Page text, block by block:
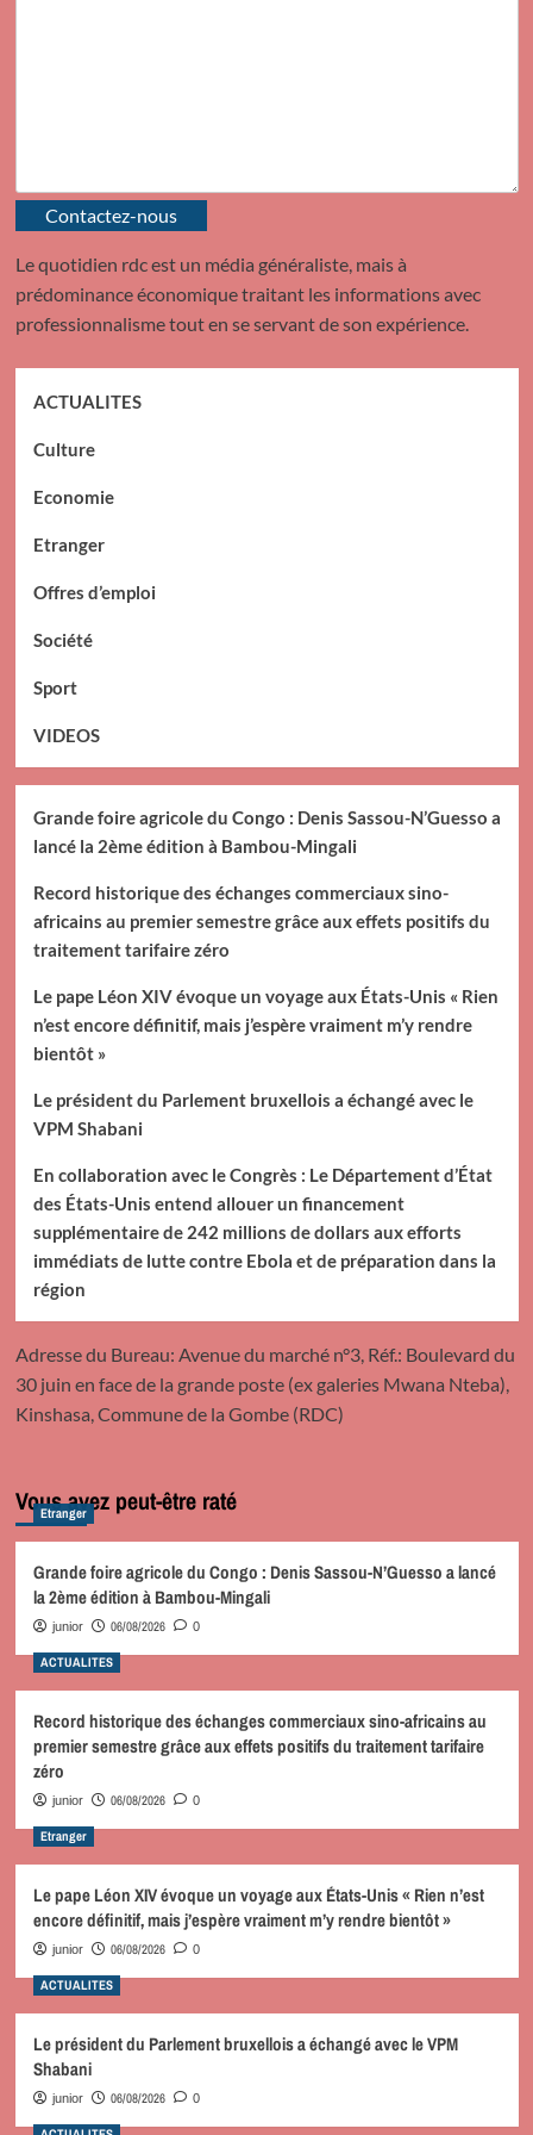
Contactez-nous
Le quotidien rdc est un média généraliste, mais à
prédominance économique traitant les informations avec
professionnalisme tout en se servant de son expérience.
ACTUALITES
Culture
Economie
Etranger
Offres d’emploi
Société
Sport
VIDEOS
Grande foire agricole du Congo : Denis Sassou-N’Guesso a
lancé la 2ème édition à Bambou-Mingali
Record historique des échanges commerciaux sino-
africains au premier semestre grâce aux effets positifs du
traitement tarifaire zéro
Le pape Léon XIV évoque un voyage aux États-Unis « Rien
n’est encore définitif, mais j’espère vraiment m’y rendre
bientôt »
Le président du Parlement bruxellois a échangé avec le
VPM Shabani
En collaboration avec le Congrès : Le Département d’État
des États-Unis entend allouer un financement
supplémentaire de 242 millions de dollars aux efforts
immédiats de lutte contre Ebola et de préparation dans la
région
Adresse du Bureau: Avenue du marché n°3, Réf.: Boulevard du
30 juin en face de la grande poste (ex galeries Mwana Nteba),
Kinshasa, Commune de la Gombe (RDC)
Vous avez peut-être raté
Etranger
Grande foire agricole du Congo : Denis Sassou-N’Guesso a lancé
la 2ème édition à Bambou-Mingali
junior 06/08/2026 0
ACTUALITES
Record historique des échanges commerciaux sino-africains au
premier semestre grâce aux effets positifs du traitement tarifaire
zéro
junior 06/08/2026 0
Etranger
Le pape Léon XIV évoque un voyage aux États-Unis « Rien n’est
encore définitif, mais j’espère vraiment m’y rendre bientôt »
junior 06/08/2026 0
ACTUALITES
Le président du Parlement bruxellois a échangé avec le VPM
Shabani
junior 06/08/2026 0